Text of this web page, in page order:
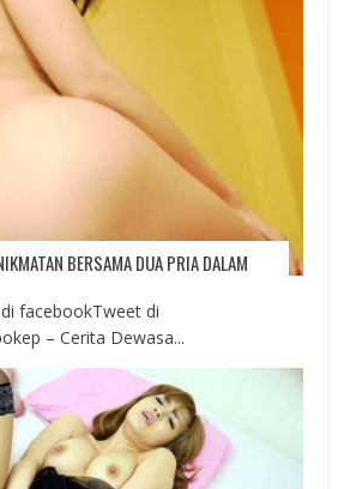
BERSAMA DUA PRIA DALAM
facebookTweet di
– Cerita Dewasa...